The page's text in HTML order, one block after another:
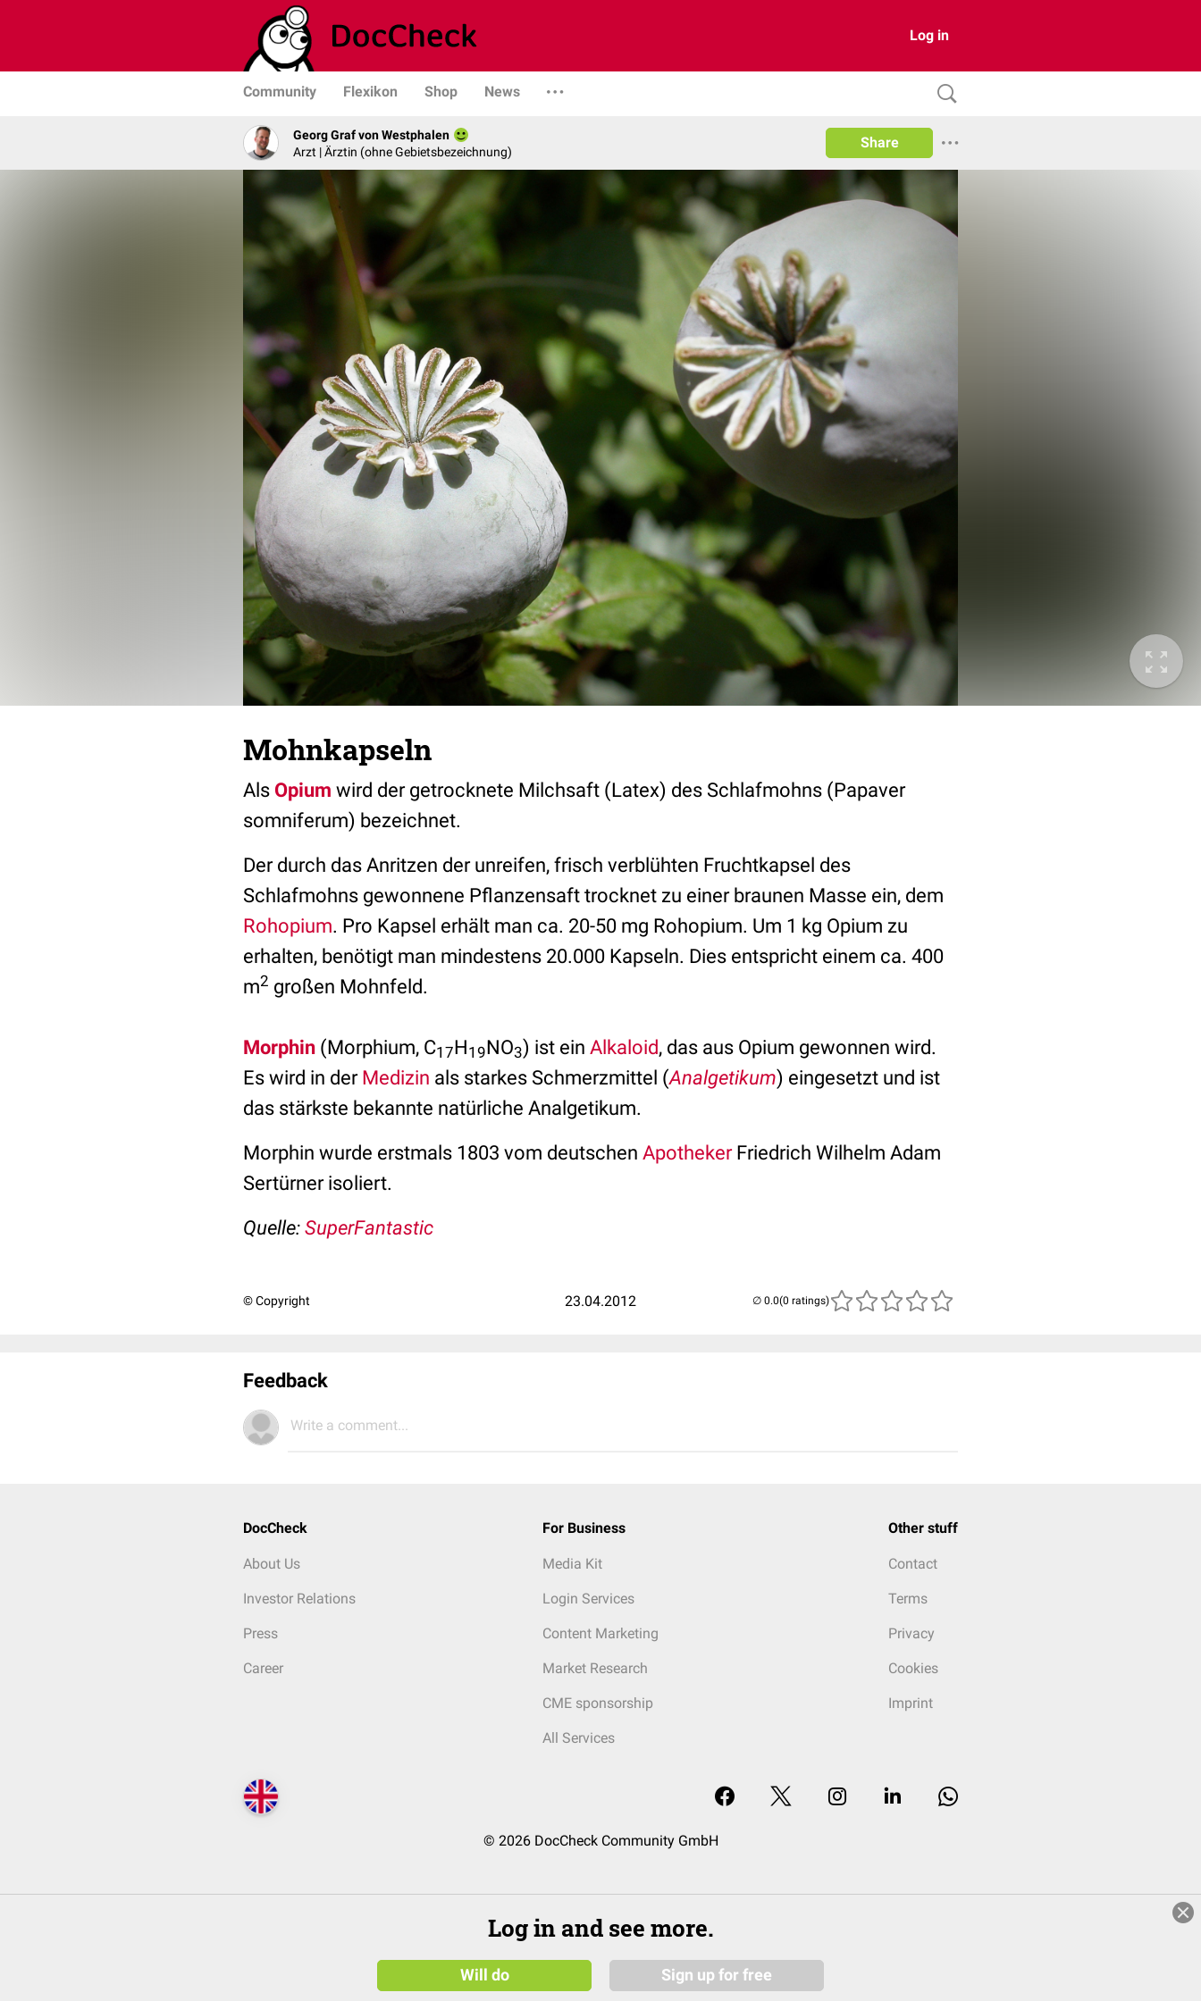
Log in
Community Flexikon Shop News
Georg Graf von Westphalen
Arzt | Ärztin (ohne Gebietsbezeichnung)
Share
Mohnkapseln
Als Opium wird der getrocknete Milchsaft (Latex) des Schlafmohns (Papaver
somniferum) bezeichnet.
Der durch das Anritzen der unreifen, frisch verblühten Fruchtkapsel des
Schlafmohns gewonnene Pflanzensaft trocknet zu einer braunen Masse ein, dem
Rohopium. Pro Kapsel erhält man ca. 20-50 mg Rohopium. Um 1 kg Opium zu
erhalten, benötigt man mindestens 20.000 Kapseln. Dies entspricht einem ca. 400
m2 großen Mohnfeld.
Morphin (Morphium, C17H19NO3) ist ein Alkaloid, das aus Opium gewonnen wird.
Es wird in der Medizin als starkes Schmerzmittel (Analgetikum) eingesetzt und ist
das stärkste bekannte natürliche Analgetikum.
Morphin wurde erstmals 1803 vom deutschen ApothekerFriedrich Wilhelm Adam
Sertürner isoliert.
Quelle: SuperFantastic
© Copyright 23.04.2012 (0 ratings)
Feedback
Write a comment...
DocCheck
About Us
Investor Relations
Press
Career
For Business
Media Kit
Login Services
Content Marketing
Market Research
CME sponsorship
All Services
Other stuff
Contact
Terms
Privacy
Cookies
Imprint
© 2026 DocCheck Community GmbH
Log in and see more.
Will do Sign up for free